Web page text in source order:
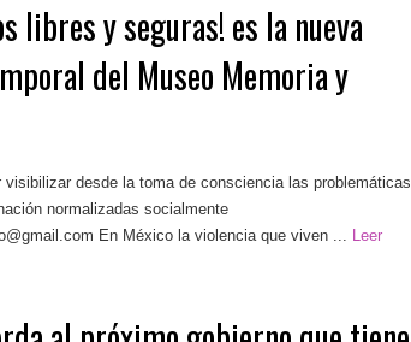
libres y seguras! es la nueva
del Museo Memoria y
visibilizar desde la toma de consciencia las problemáticas
normalizadas socialmente
En México la violencia que viven ... Leer